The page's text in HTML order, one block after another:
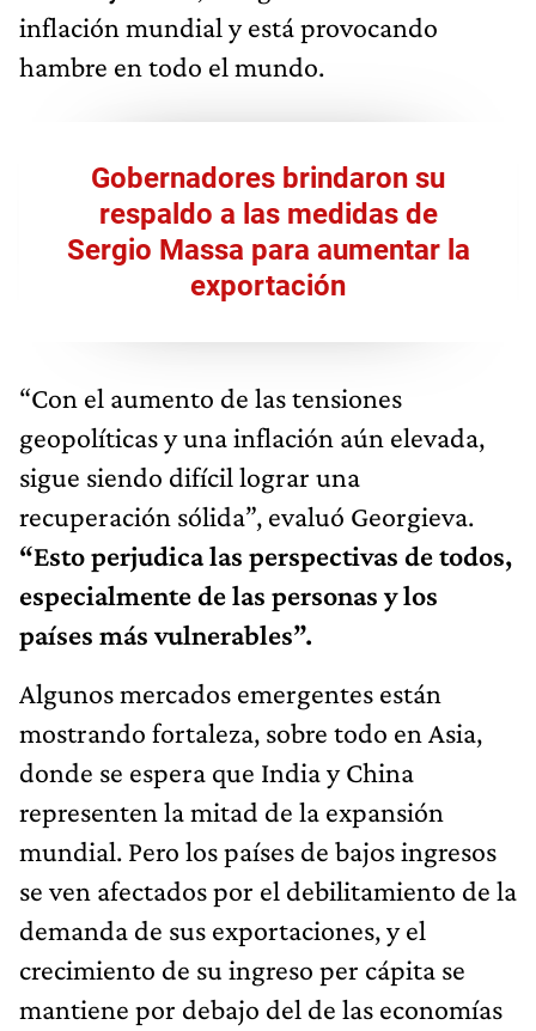
inflación mundial y está provocando
hambre en todo el mundo.
Gobernadores brindaron su
respaldo a las medidas de
Sergio Massa para aumentar la
exportación
“Con el aumento de las tensiones
geopolíticas y una inflación aún elevada,
sigue siendo difícil lograr una
recuperación sólida”, evaluó Georgieva.
“Esto perjudica las perspectivas de todos,
especialmente de las personas y los
países más vulnerables”.
Algunos mercados emergentes están
mostrando fortaleza, sobre todo en Asia,
donde se espera que India y China
representen la mitad de la expansión
mundial. Pero los países de bajos ingresos
se ven afectados por el debilitamiento de la
demanda de sus exportaciones, y el
crecimiento de su ingreso per cápita se
mantiene por debajo del de las economías